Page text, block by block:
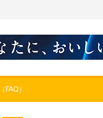
）